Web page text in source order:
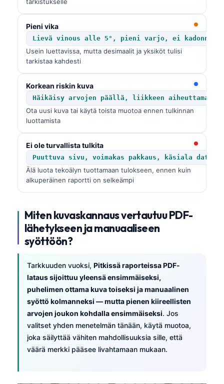
Pieni vika
Lievä vinous alle 5°, pieni varjo, ei
Usein luettavissa, mutta desimaalit ja yksiköt tulisi
tarkistaa kahdesti
Korkean riskin kuva
Häikäisy arvojen päällä, liikkeen aiheuttama
Ota uusi kuva tai käytä toista muotoa ennen tulkinnan
luottamista
Ei ole turvallista tulkita
Puuttuva sivu, voimakas pakkaus, käsiala datan
Älä luota tekoälyn tuottamaan tulokseen, ennen kuin
alkuperäinen raportti on selkeämpi
Miten kuvaskannaus vertautuu PDF-
lähetykseen ja manuaaliseen
syöttöön?
Tarkkuuden vuoksi, Pitkissä raporteissa PDF-
lataus sijoittuu yleensä ensimmäiseksi,
puhelimen ottama kuva toiseksi ja manuaalinen
syöttö kolmanneksi — mutta pienen kiireellisten
arvojen joukon kohdalla ensimmäiseksi. Jos
valitset yhden menetelmän tänään, käytä muotoa,
joka säilyttää vähiten mahdollisuuksia sille, että
väärä merkki pääsee livahtamaan mukaan.